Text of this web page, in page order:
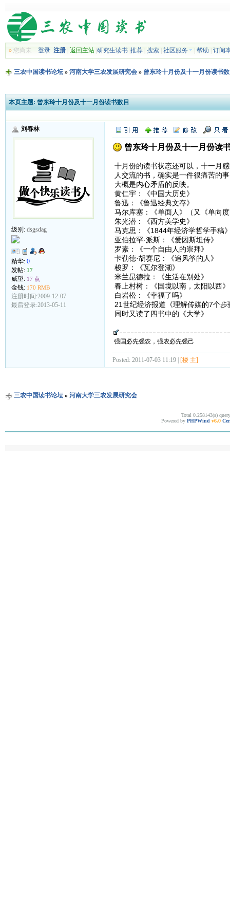
»您尚未 登录 注册| 返回主站| 研究生读书| 推荐| 搜索| 社区服务 帮助 订阅
三农中国读书论坛» 河南大学三农发展研究会» 曾东玲十月份及十一月份读书
本页主题: 曾东玲十月份及十一月份读书数目
刘春林
级别: dsgsdag
精华: 0
发帖: 17
威望: 17 点
金钱: 170 RMB
注册时间:2009-12-07
最后登录:2013-05-11
曾东玲十月份及十一月份读
十月份的读书状态还可以，十一月
人交流的书，确实是一件很痛苦的
大概是内心矛盾的反映。
黄仁宇：《中国大历史》
鲁迅：《鲁迅经典文存》
马尔库塞：《单面人》（又《单向
朱光潜：《西方美学史》
马克思：《1844年经济学哲学手稿
亚伯拉罕·派斯：《爱因斯坦传》
罗素：《一个自由人的崇拜》
卡勒德·胡赛尼：《追风筝的人》
梭罗：《瓦尔登湖》
米兰昆德拉：《生活在别处》
春上村树：《国境以南，太阳以西》
白岩松：《幸福了吗》
21世纪经济报道《理解传媒的7个步
同时又读了四书中的《大学》
强国必先强农，强农必先强己
Posted: 2011-07-03 11:19 | [楼 主]
三农中国读书论坛» 河南大学三农发展研究会
Total 0.258143(s)
Powered by PHPWind v6.0